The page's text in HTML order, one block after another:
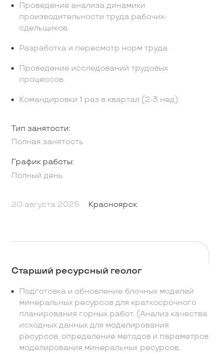
Проведение анализа динамики
производительности труда рабочих-
сдельщиков.
Разработка и пересмотр норм труда.
Проведение исследований трудовых
процессов.
Командировки 1 раз в квартал (2-3 нед).
Тип занятости:
Полная занятость
График работы:
Полный день
20 августа 2025 Красноярск
Старший ресурсный геолог
Подготовка и обновление блочных моделей
минеральных ресурсов для краткосрочного
планирования горных работ. (Анализ качества
исходных данных для моделирования
ресурсов, определение методов и параметров
моделирования минеральных ресурсов,